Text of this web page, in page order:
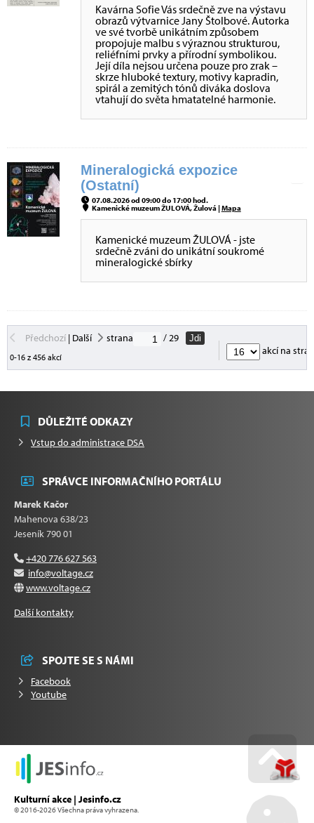
Kavárna Sofie Vás srdečně zve na výstavu
obrazů výtvarnice Jany Štolbové. Autorka
ve své tvorbě unikátním způsobem
propojuje malbu s výraznou strukturou,
reliéfními prvky a přírodní symbolikou.
Její díla nejsou určena pouze pro zrak –
skrze hluboké textury, motivy kapradin,
spirál a zemitých tónů diváka doslova
vtahují do světa hmatatelné harmonie.
Mineralogická expozice
(Ostatní)
07.08.2026 od 09:00 do 17:00 hod.
Kamenické muzeum ŽULOVÁ, Žulová |Mapa
Kamenické muzeum ŽULOVÁ - jste
srdečně zváni do unikátní soukromé
mineralogické sbírky
Předchozí| Další strana / 29
Jdi
0-16 z 456 akcí
akcí na
DŮLEŽITÉ ODKAZY
Vstup do administrace DSA
SPRÁVCE INFORMAČNÍHO PORTÁLU
Marek Kačor
Mahenova 638/23
Jeseník 790 01
+420 776 627 563
info@voltage.cz
www.voltage.cz
Další kontakty
SPOJTE SE S NÁMI
Facebook
Youtube
Kulturní akce | Jesinfo.cz
© 2016-2026 Všechna práva vyhrazena. Go